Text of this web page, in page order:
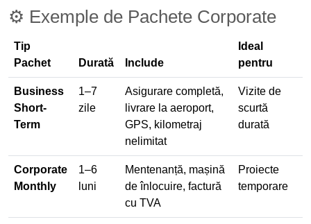
⚙️ Exemple de Pachete Corporate
Tip
Pachet
Durată Include
Ideal
pentru
Business
Short-
Term
1–7
zile
Asigurare completă,
livrare la aeroport,
GPS, kilometraj
nelimitat
Vizite de
scurtă
durată
Corporate
Monthly
1–6
luni
Mentenanță, mașină
de înlocuire, factură
cu TVA
Proiecte
temporare